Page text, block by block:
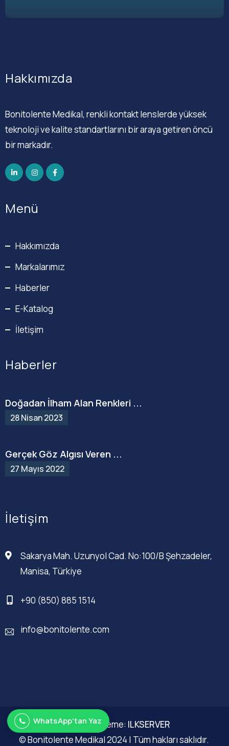
Hakkımızda
Bonitolente Medikal, renkli kontakt lenslerde yüksek
teknoloji ve kalite standartlarını bir araya getiren öncü
bir markadır.
Menü
Hakkımızda
Markalarımız
Haberler
E-Katalog
İletişim
Haberler
Doğadan İlham Alan Renkleri ...
28 Nisan 2023
Gerçek Göz Algısı Veren ...
27 Mayıs 2022
İletişim
Sakarya Mah. Uzunyol Cad. No:100/B Şehzadeler,
Manisa, Türkiye
+90 (850) 885 1514
info@bonitolente.com
Web Düzenleme: ILKSERVER
© Bonitolente Medikal 2024 | Tüm hakları saklıdır.
WhatsApp'tan Yaz